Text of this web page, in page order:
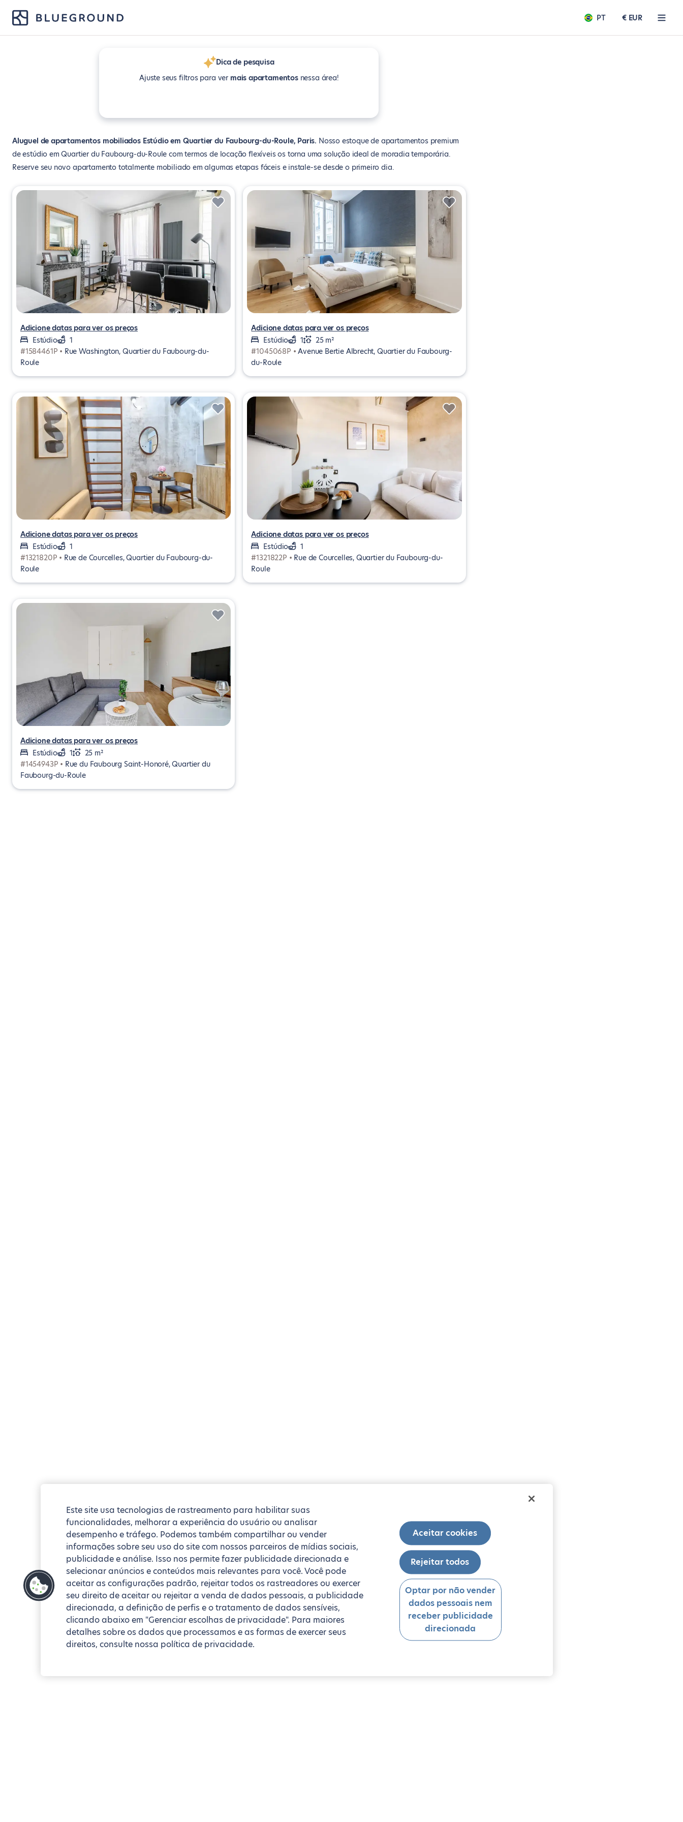
PT € EUR
Dica de pesquisa
Ajuste seus filtros para ver mais apartamentosnessa área!
Aluguel de apartamentos mobiliados Estúdio em Quartier du Faubourg-du-Roule, Paris Nosso estoque de apartamentos premium
de estúdio em Quartier du Faubourg-du-Roule com termos de locação flexíveis os torna uma solução ideal de moradia temporária.
Reserve seu novo apartamento totalmente mobiliado em algumas etapas fáceis e instale-se desde o primeiro dia.
Adicione datas para ver os preços
Estúdio
1
#1584461P • Rue Washington, Quartier du Faubourg-du-
Roule
Adicione datas para ver os preços
Estúdio
1
25 m²
#1045068P •Avenue Bertie Albrecht, Quartier du Faubourg-
du-Roule
Adicione datas para ver os preços
Estúdio
1
#1321820P • Rue de Courcelles, Quartier du Faubourg-du-
Roule
Adicione datas para ver os preços
Estúdio
1
#1321822P • Rue de Courcelles, Quartier du Faubourg-du-
Roule
Adicione datas para ver os preços
Estúdio
1
25 m²
#1454943P • Rue du Faubourg Saint-Honoré, Quartier du
Faubourg-du-Roule
Este site usa tecnologias de rastreamento para habilitar suas
funcionalidades, melhorar a experiência do usuário ou analisar
desempenho e tráfego. Podemos também compartilhar ou vender
informações sobre seu uso do site com nossos parceiros de mídias sociais,
publicidade e análise. Isso nos permite fazer publicidade direcionada e
selecionar anúncios e conteúdos mais relevantes para você. Você pode
aceitar as configurações padrão, rejeitar todos os rastreadores ou exercer
seu direito de aceitar ou rejeitar a venda de dados pessoais, a publicidade
direcionada, a definição de perfis e o tratamento de dados sensíveis,
clicando abaixo em "Gerenciar escolhas de privacidade". Para maiores
detalhes sobre os dados que processamos e as formas de exercer seus
direitos, consulte nossa política de privacidade.
Aceitar cookies
Rejeitar todos
Optar por não vender
dados pessoais nem
receber publicidade
direcionada